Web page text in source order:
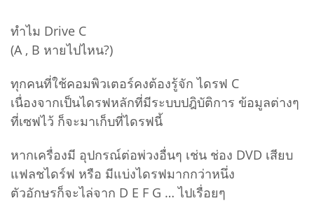
ทำไม Drive C
(A , B หายไปไหน?)
ทุกคนที่ใช้คอมพิวเตอร์คงต้องรู้จัก ไดรฟ C
เนื่องจากเป็นไดรฟหลักที่มีระบบปฎิบัติการ ข้อมูลต่างๆ
ที่เซฟไว้ ก็จะมาเก็บที่ไดรฟนี้
หากเครื่องมี อุปกรณ์ต่อพ่วงอื่นๆ เช่น ช่อง DVD เสียบ
แฟลชไดร์ฟ หรือ มีแบ่งไดรฟมากกว่าหนึ่ง
ตัวอักษรก็จะไล่จาก D E F G … ไปเรื่อยๆ